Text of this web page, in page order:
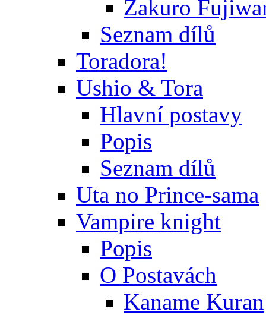
Zakuro
Seznam dílů
Toradora!
Ushio & Tora
Hlavní postavy
Popis
Seznam dílů
Uta no Prince-sama
Vampire knight
Popis
O Postavách
Kaname Kuran